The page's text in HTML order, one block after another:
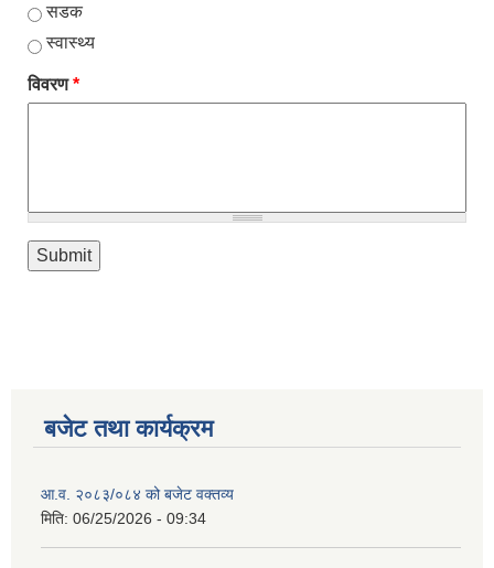
सडक
स्वास्थ्य
विवरण*
बजेट तथा कार्यक्रम
आ.व. २०८३/०८४ को बजेट वक्तव्य
मिति: 06/25/2026 - 09:34